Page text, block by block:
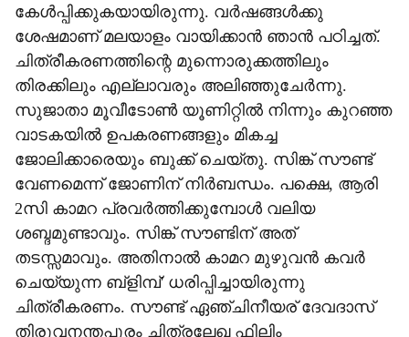
കേള്‍പ്പിക്കുകയായിരുന്നു. വര്‍ഷങ്ങള്‍ക്കു
ശേഷമാണ് മലയാളം വായിക്കാന്‍ ഞാന്‍ പഠിച്ചത്.
ചിത്രീകരണത്തിന്റെ മുന്നൊരുക്കത്തിലും
തിരക്കിലും എല്ലാവരും അലിഞ്ഞുചേര്‍ന്നു.
സുജാതാ മൂവീടോണ്‍ യൂണിറ്റില്‍ നിന്നും കുറഞ്ഞ
വാടകയില്‍ ഉപകരണങ്ങളും മികച്ച
ജോലിക്കാരെയും ബുക്ക് ചെയ്തു. സിങ്ക് സൗണ്ട്
വേണമെന്ന് ജോണിന് നിര്‍ബന്ധം. പക്ഷെ, ആരി
2സി കാമറ പ്രവര്‍ത്തിക്കുമ്പോള്‍ വലിയ
ശബ്ദമുണ്ടാവും. സിങ്ക് സൗണ്ടിന് അത്
തടസ്സമാവും. അതിനാല്‍ കാമറ മുഴുവന്‍ കവര്‍
ചെയ്യുന്ന ബ്ളിമ്പ്' ധരിപ്പിച്ചായിരുന്നു
ചിത്രീകരണം. സൗണ്ട് ഏഞ്ചിനീയര് ദേവദാസ്
തിരുവനന്തപൂരം ചിത്രലേഖ ഫിലിം